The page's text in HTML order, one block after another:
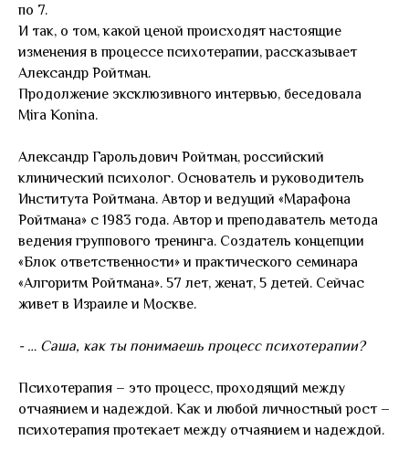
по 7.
И так, о том, какой ценой происходят настоящие
изменения в процессе психотерапии, рассказывает
Александр Ройтман.
Продолжение эксклюзивного интервью, беседовала
Mira Konina.
Александр Гарольдович Ройтман, российский
клинический психолог. Основатель и руководитель
Института Ройтмана. Автор и ведущий «Марафона
Ройтмана» с 1983 года. Автор и преподаватель метода
ведения группового тренинга. Создатель концепции
«Блок ответственности» и практического семинара
«Алгоритм Ройтмана». 57 лет, женат, 5 детей. Сейчас
живет в Израиле и Москве.
- … Саша, как ты понимаешь процесс психотерапии?
Психотерапия – это процесс, проходящий между
отчаянием и надеждой. Как и любой личностный рост –
психотерапия протекает между отчаянием и надеждой.